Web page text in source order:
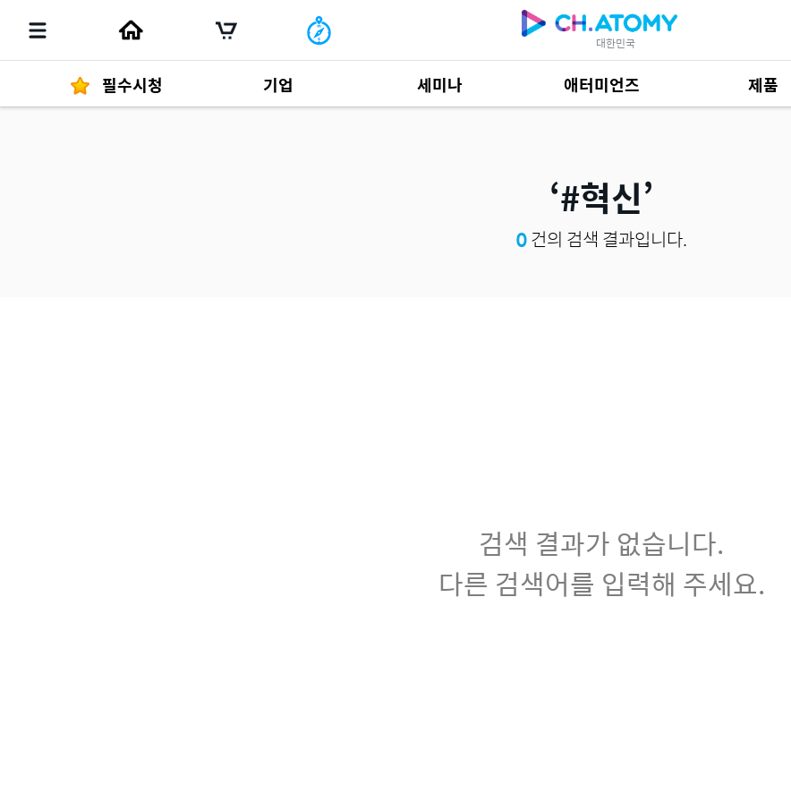
대한민국
필수시청 기업 세미나 애터미언즈 제품
제품 자료685
#혁신
0건의 검색 결과입니다.
검색 결과가 없습니다.
다른 검색어를 입력해 주세요.